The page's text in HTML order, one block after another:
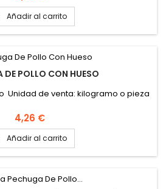
Añadir al carrito
DE POLLO CON HUESO
Unidad de venta: kilogramo o pieza
Precio
4,26 €
Añadir al carrito